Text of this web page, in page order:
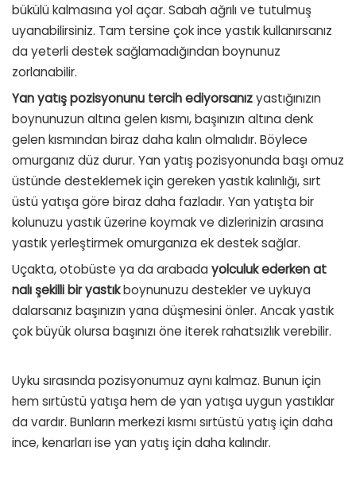
bükülü kalmasına yol açar. Sabah ağrılı ve tutulmuş
uyanabilirsiniz. Tam tersine çok ince yastık kullanırsanız
da yeterli destek sağlamadığından boynunuz
zorlanabilir.
Yan yatış pozisyonunu tercih ediyorsanızyastığınızın
boynunuzun altına gelen kısmı, başınızın altına denk
gelen kısmından biraz daha kalın olmalıdır. Böylece
omurganız düz durur. Yan yatış pozisyonunda başı omuz
üstünde desteklemek için gereken yastık kalınlığı, sırt
üstü yatışa göre biraz daha fazladır. Yan yatışta bir
kolunuzu yastık üzerine koymak ve dizlerinizin arasına
yastık yerleştirmek omurganıza ek destek sağlar.
Uçakta, otobüste ya da arabada yolculuk ederken at
nalı şekilli bir yastıkboynunuzu destekler ve uykuya
dalarsanız başınızın yana düşmesini önler. Ancak yastık
çok büyük olursa başınızı öne iterek rahatsızlık verebilir.
Uyku sırasında pozisyonumuz aynı kalmaz. Bunun için
hem sırtüstü yatışa hem de yan yatışa uygun yastıklar
da vardır. Bunların merkezi kısmı sırtüstü yatış için daha
ince, kenarları ise yan yatış için daha kalındır.